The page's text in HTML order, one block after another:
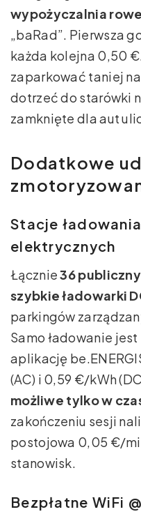
wypożyczalnia
„baRad”. Pierwsza
każda kolejna 0,50
zaparkować taniej
dotrzeć do starówki
zamknięte dla aut
Dodatkowe
Stacje
elektrycznych
Łącznie36
szybkie ładowarki
parkingów
Samo ładowanie
aplikację
(AC) i 0,59 €/kWh
możliwe tylko w
zakończeniu sesji
postojowa 0,05 €/
stanowisk.
Bezpłatne WiFi